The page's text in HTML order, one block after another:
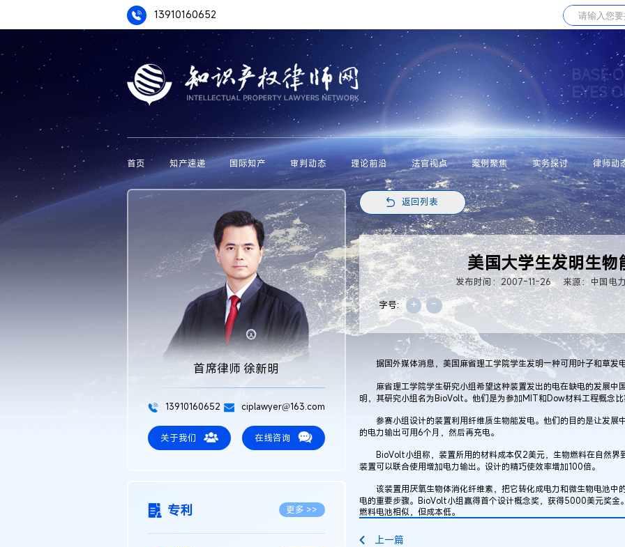
13910160652
BASE
EYES
首页 知产速递 国际知产 审判动态 理论前沿 法官视点 案例聚焦 实务探讨 律师动
首席律师 徐新明
13910160652 ciplawyer@163.com
关于我们 在线咨询
专利 更多 >>
返回列表
美国大学生发明生物
发布时间：2007-11-26
来源：中国电
字号:
+ -
据国外媒体消息，美国麻省理工学院学生发明一种可用叶子和草发
麻省理工学院学生研究小组希望这种装置发出的电在缺电的发展中
明，其研究小组名为BioVolt。他们是为参加MIT和Dow材料工程概念
参赛小组设计的装置利用纤维质生物能发电。他们的目的是让发展
的电力输出可用6个月，然后再充电。
BioVolt小组称，装置所用的材料成本仅2美元，生物燃料在自然界
装置可以联合使用增加电力输出。设计的精巧使效率增加100倍。
该装置用厌氧生物体消化纤维素，把它转化成电力和微生物电池中
电的重要步骤。BioVolt小组赢得首个设计概念奖，获得5000美元奖
燃料电池相似，但成本低。
上一篇